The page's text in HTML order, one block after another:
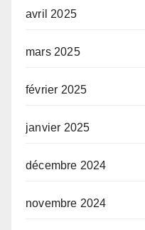
avril 2025
mars 2025
février 2025
janvier 2025
décembre 2024
novembre 2024